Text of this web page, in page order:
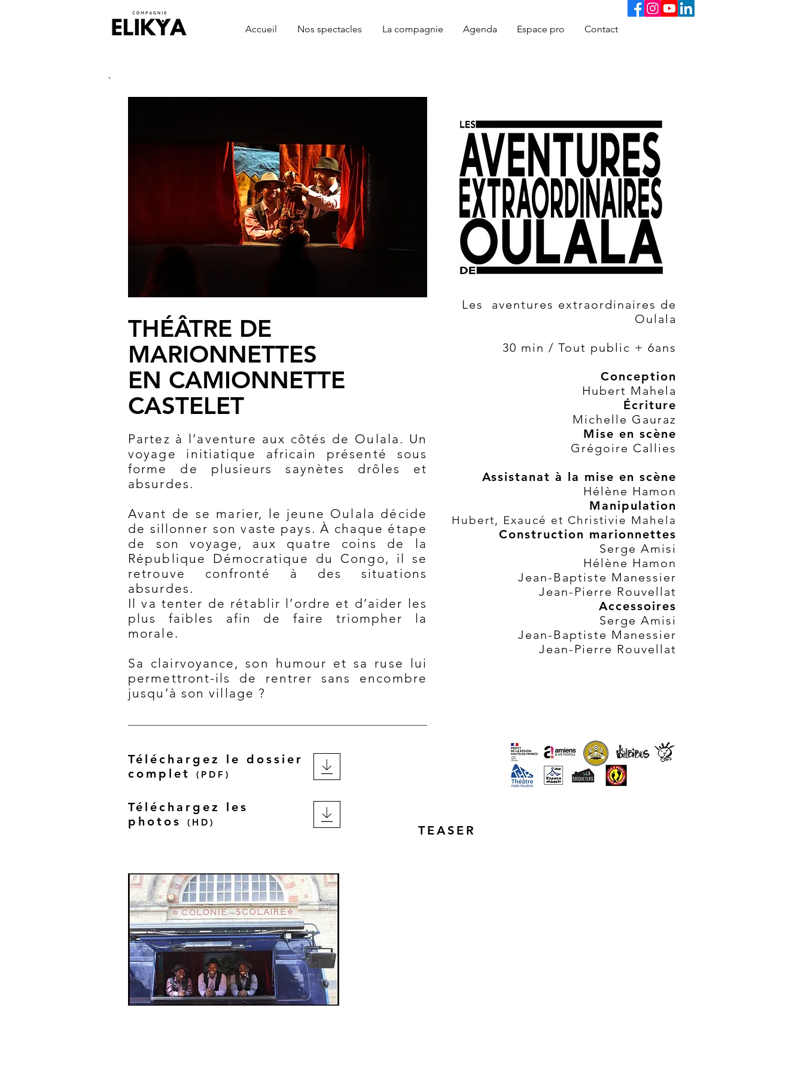
Accueil Nos spectacles La compagnie Agenda Espace pro Contact
THÉÂTRE DE
MARIONNETTES
EN CAMIONNETTE
CASTELET
Partez à l’aventure aux côtés de Oulala. Un
voyage initiatique africain présenté sous
forme de plusieurs saynètes drôles et
absurdes.
Avant de se marier, le jeune Oulala décide
de sillonner son vaste pays. À chaque étape
de son voyage, aux quatre coins de la
République Démocratique du Congo, il se
retrouve confronté à des situations
absurdes.
Il va tenter de rétablir l’ordre et d’aider les
plus faibles afin de faire triompher la
morale.
Sa clairvoyance, son humour et sa ruse lui
permettront-ils de rentrer sans encombre
jusqu’à son village ?
Les aventures extraordinaires de
Oulala
30 min / Tout public + 6ans
Conception
Hubert Mahela
Écriture
Michelle Gauraz
Mise en scène
Grégoire Callies
Assistanat à la mise en scène
Hélène Hamon
Manipulation
Hubert, Exaucé et Christivie Mahela
Construction marionnettes
Serge Amisi
Hélène Hamon
Jean-Baptiste Manessier
Jean-Pierre Rouvellat
Accessoires
Serge Amisi
Jean-Baptiste Manessier
Jean-Pierre Rouvellat
Téléchargez le dossier
complet
(P DF )
Téléchargez les
photos
( H D )
TEASER